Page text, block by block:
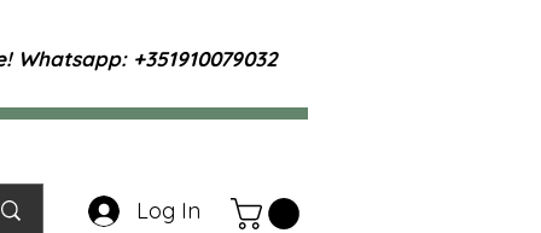
Whatsapp: +351910079032
Log In